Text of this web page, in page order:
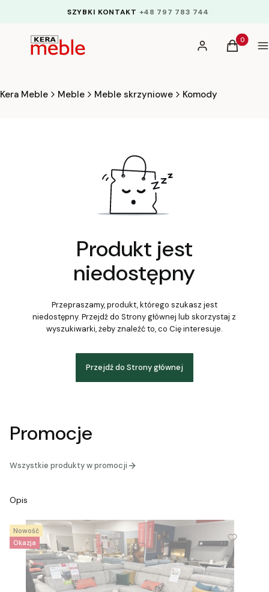
SZYBKI KONTAKT +48 797 783 744
Zaloguj sięProdukty
Koszyk
Kera Meble Meble Meble skrzyniowe Komody
Produkt jest
niedostępny
Przepraszamy, produkt, którego szukasz jest
niedostępny. Przejdź do Strony głównej lub skorzystaj z
wyszukiwarki, żeby znaleźć to, co Cię interesuje.
Przejdź do Strony głównej
Promocje
Wszystkie produkty w promocji
Opis
Okazja
Nowość